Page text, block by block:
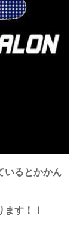
いるとかかん
す！！